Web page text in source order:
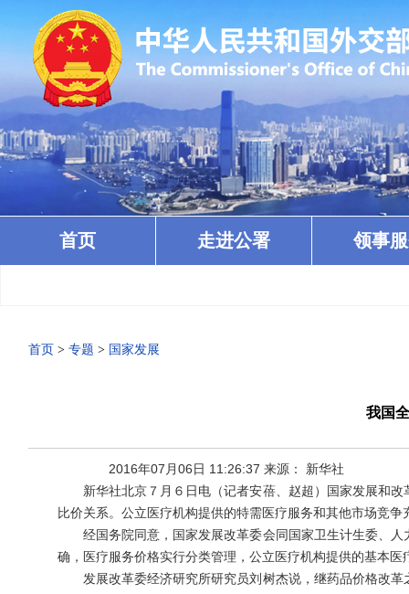
首页 走进公署 领事
首页 > 专题 > 国家发展
我国
2016年07月06日 11:26:37 来源： 新华社
新华社北京７月６日电（记者安蓓、赵超）国家发展和改
比价关系。公立医疗机构提供的特需医疗服务和其他市场竞
经国务院同意，国家发展改革委会同国家卫生计生委、人
确，医疗服务价格实行分类管理，公立医疗机构提供的基本
发展改革委经济研究所研究员刘树杰说，继药品价格改革